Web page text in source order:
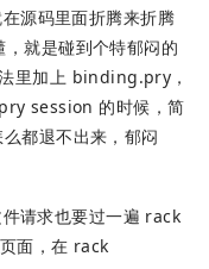
源码里面折腾来折腾
就是碰到个特郁闷的
里加上 binding.pry，
session 的时候，简
都退不出来，郁闷
请求也要过一遍 rack
面，在 rack